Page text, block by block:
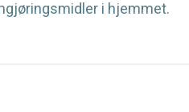
i hjemmet.